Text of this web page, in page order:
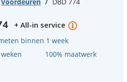
+ All-in service
binnen 1 week
100% maatwerk